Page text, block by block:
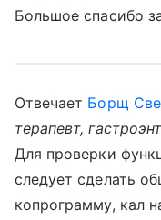
Большое спасибо
Отвечает Борщ
терапевт,
Для проверки
следует сделать
копрограмму, кал